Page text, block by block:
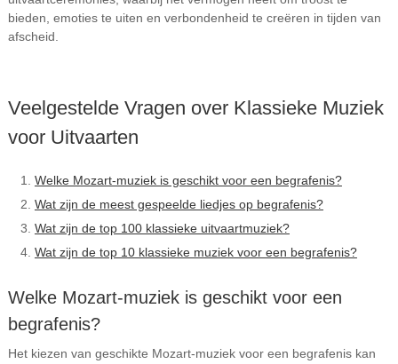
bieden, emoties te uiten en verbondenheid te creëren in tijden van
afscheid.
Veelgestelde Vragen over Klassieke Muziek
voor Uitvaarten
Welke Mozart-muziek is geschikt voor een begrafenis?
Wat zijn de meest gespeelde liedjes op begrafenis?
Wat zijn de top 100 klassieke uitvaartmuziek?
Wat zijn de top 10 klassieke muziek voor een begrafenis?
Welke Mozart-muziek is geschikt voor een
begrafenis?
Het kiezen van geschikte Mozart-muziek voor een begrafenis kan